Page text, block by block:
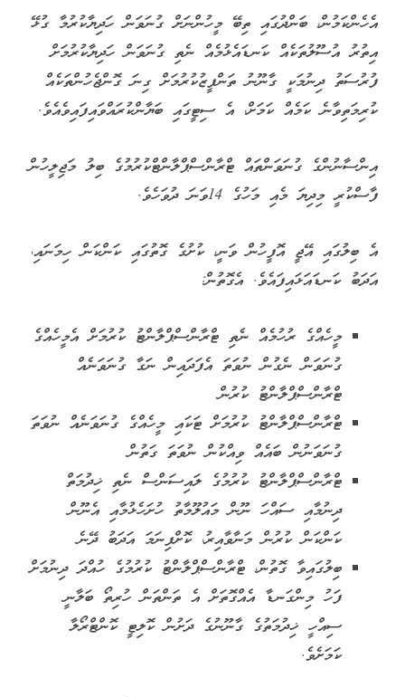
އެހެންކަމުން، ބަންދުގައި ތިބޭ މީހުންނަށް ގުނަވަން ހަދިޔާކުރުމާ ގުޅޭ
އިތުރު އުސޫލުތަކެއް ކަނޑައެޅުމެއް ނެތި ގުނަވަން ހަދިޔާކުރުމަށް
ފުރުސަތު ދިނުމަކީ ގާނޫނު ތަންފީޒުކުރުމަށް ގިނަ ގޮންޖެހުންތަކެއް
ކުރިމަތިވާނެ ކަމެއް ކަމަށް، އެ ސިޓީގައި ބަޔާންކުރައްވައިފައިވެއެވެ.
އިންސާނުންގެ ގުނަވަންތައް ޓްރާންސްޕްލާންޓްކުރުމުގެ ބިލު މަޖިލީހުން
ފާސްކުރީ މިދިޔަ މެއި މަހުގެ 14ވަނަ ދުވަހެވެ.
އެ ބިލުގައި އޭޖީ އޮފީހުން ވަނީ، ކުށުގެ ގޮތުގައި ކަންކަން ހިމަނައި،
އަދަބު ކަނޑައަޅައިފައެވެ. އެގޮތުން:
މީހެއްގެ ރުހުމެއް ނެތި ޓްރާންސްޕްލާންޓު ކުރުމަށް އެމީހެއްގެ
ގުނަވަން ނެގުން ނުވަތަ އެފަދައިން ނަގާ ގުނަވަނެއް
ޓްރާންސްޕްލާންޓު ކުރުން
ޓްރާންސްޕްލާންޓު ކުރުމަށް ޓަކައި މީހެއްގެ ގުނަވަނެއް ނުވަތަ
ގުނަވަނުން ބައެއް ވިއްކުން ނުވަތަ ގަތުން
ޓްރާންސްޕްލާންޓު ކުރުމުގެ ލައިސަންސް ނެތި ޚިދުމަތް
ދިނުމާއި ސައްހަ ނޫން މައުލޫމާތު ހުށަހެޅުމާއި އެނޫން
ކަންކަން ކުރުން މަނާވާއިރު، ކޮށްފިނަމަ އަދަބު ދޭނެ
ބިލުގައިވާ ގޮތުން، ޓްރާންސްޕްލާންޓު ކުރުމުގެ ހުއްދަ ދިނުމަށް
ފަހު މިންގަނޑާ އެއްގޮތަށް އެ ތަންތަން ހުރިތޯ ބަލާނީ
ސިއްހީ ޚިދުމަތުގެ ގާނޫނުގެ ދަށުން ކޮލިޓީ ކޮންޓްރޯލާ
ކަމަށެވެ.